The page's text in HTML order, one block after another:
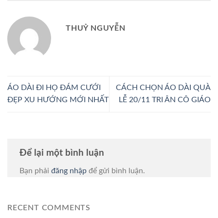
THUỶ NGUYỄN
ÁO DÀI ĐI HỌ ĐÁM CƯỚI
ĐẸP XU HƯỚNG MỚI NHẤT
CÁCH CHỌN ÁO DÀI QUÀ
LỄ 20/11 TRI ÂN CÔ GIÁO
Để lại một bình luận
Bạn phải đăng nhập để gửi bình luận.
RECENT COMMENTS